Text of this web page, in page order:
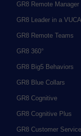
GR8 Remote Manager
GR8 Leader in a
GR8 Remote Teams
GR8 360°
GR8 Big5 Behaviors
GR8 Blue Collars
GR8 Cognitive
GR8 Cognitive Plus
GR8 Customer Service